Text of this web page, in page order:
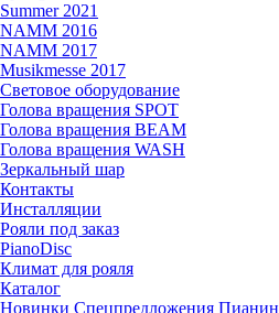
Summer 2021
NAMM 2016
NAMM 2017
Musikmesse 2017
Световое оборудование
Голова вращения SPOT
Голова вращения BEAM
Голова вращения WASH
Зеркальный шар
Контакты
Инсталляции
Рояли под заказ
PianoDisc
Климат для рояля
Каталог
Новинки Спецпредложения